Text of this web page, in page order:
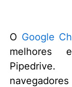
O Google
melhores